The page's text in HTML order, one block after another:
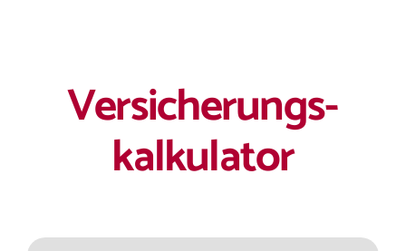
Versicherungs­
kalkulator